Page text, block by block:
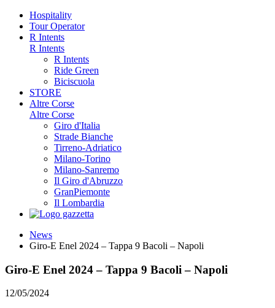
Hospitality
Tour Operator
R Intents
R Intents
R Intents
Ride Green
Biciscuola
STORE
Altre Corse
Altre Corse
Giro d'Italia
Strade Bianche
Tirreno-Adriatico
Milano-Torino
Milano-Sanremo
Il Giro d'Abruzzo
GranPiemonte
Il Lombardia
News
Giro-E Enel 2024 – Tappa 9 Bacoli – Napoli
Giro-E Enel 2024 – Tappa 9 Bacoli – Napoli
12/05/2024